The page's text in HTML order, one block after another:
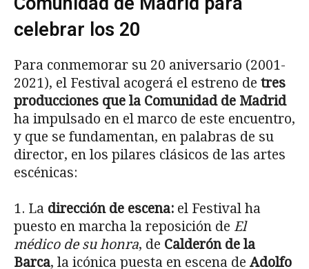
celebrar los 20
Para conmemorar su 20 aniversario (2001-
2021), el Festival acogerá el estreno de tres
producciones que la Comunidad de Madrid
ha impulsado en el marco de este encuentro,
y que se fundamentan, en palabras de su
director, en los pilares clásicos de las artes
escénicas:
1. La dirección de escena: el Festival ha
puesto en marcha la reposición de El
médico de su honra, de Calderón de la
Barca, la icónica puesta en escena de Adolfo